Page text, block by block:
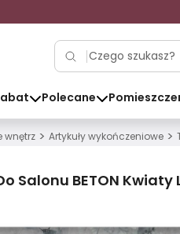
Polecane
wnętrz > Artykuły wykończeniowe >
Salonu BETON